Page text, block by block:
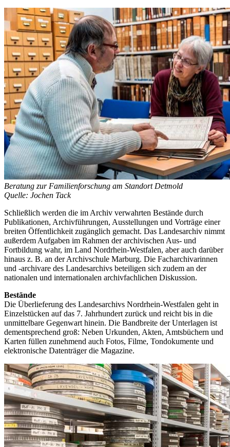
Beratung zur Familienforschung am Standort Detmold
Quelle: Jochen Tack
Schließlich werden die im Archiv verwahrten Bestände durch
Publikationen, Archivführungen, Ausstellungen und Vorträge einer
breiten Öffentlichkeit zugänglich gemacht. Das Landesarchiv nimmt
außerdem Aufgaben im Rahmen der archivischen Aus- und
Fortbildung wahr, im Land Nordrhein-Westfalen, aber auch darüber
hinaus z. B. an der Archivschule Marburg. Die Facharchivarinnen
und -archivare des Landesarchivs beteiligen sich zudem an der
nationalen und internationalen archivfachlichen Diskussion.
Bestände
Die Überlieferung des Landesarchivs Nordrhein-Westfalen geht in
Einzelstücken auf das 7. Jahrhundert zurück und reicht bis in die
unmittelbare Gegenwart hinein. Die Bandbreite der Unterlagen ist
dementsprechend groß: Neben Urkunden, Akten, Amtsbüchern und
Karten füllen zunehmend auch Fotos, Filme, Tondokumente und
elektronische Datenträger die Magazine.